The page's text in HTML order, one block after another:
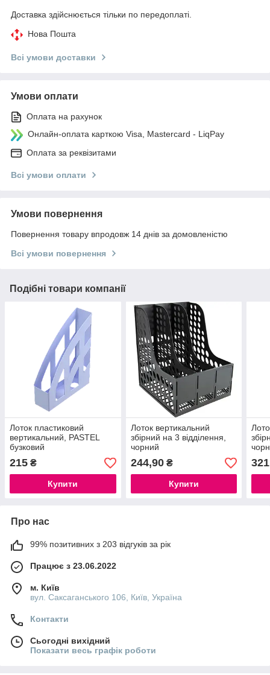
Доставка здійснюється тільки по передоплаті.
Нова Пошта
Всі умови доставки
Умови оплати
Оплата на рахунок
Онлайн-оплата карткою Visa, Mastercard - LiqPay
Оплата за реквізитами
Всі умови оплати
Умови повернення
Повернення товару впродовж 14 днів за домовленістю
Всі умови повернення
Подібні товари компанії
Лоток пластиковий
вертикальний, PASTEL
бузковий
215 ₴
Купити
Лоток вертикальний
збірний на 3 відділення,
чорний
244,90₴
Купити
Про нас
99% позитивних з 203 відгуків за рік
Працює з 23.06.2022
м. Київ
вул. Саксаганського 106, Київ, Україна
Контакти
Сьогодні вихідний
Показати весь графік роботи